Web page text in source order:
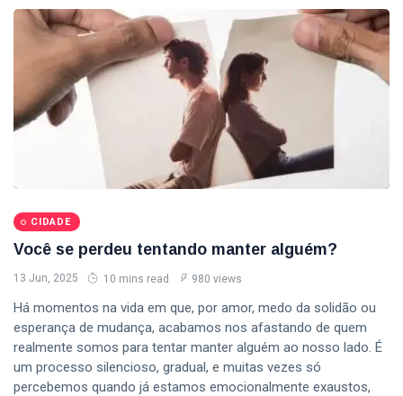
CIDADE
Você se perdeu tentando manter alguém?
13 Jun, 2025 10 mins read 980 views
Há momentos na vida em que, por amor, medo da solidão ou
esperança de mudança, acabamos nos afastando de quem
realmente somos para tentar manter alguém ao nosso lado. É
um processo silencioso, gradual, e muitas vezes só
percebemos quando já estamos emocionalmente exaustos,